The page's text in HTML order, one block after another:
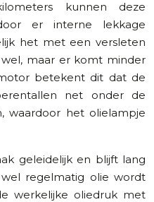
kunnen deze
er interne lekkage
het met een versleten
maar er komt minder
betekent dit dat de
net onder de
waardoor het olielampje
geleidelijk en blijft lang
regelmatig olie wordt
werkelijke oliedruk met